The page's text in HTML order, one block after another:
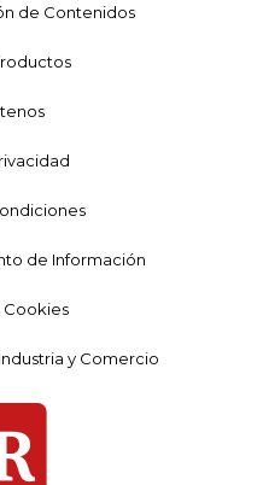
de Contenidos
de Información
Cookies
y Comercio